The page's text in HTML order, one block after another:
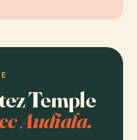
Temple
Audiala.